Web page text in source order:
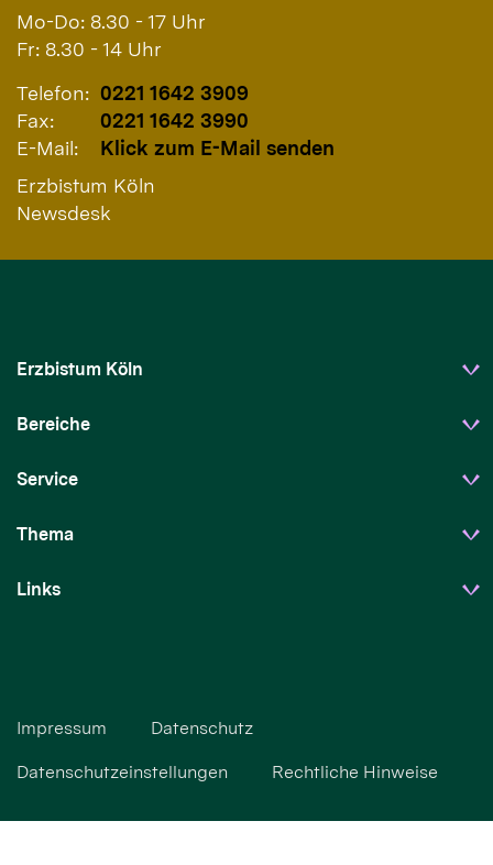
Mo-Do: 8.30 - 17 Uhr
Fr: 8.30 - 14 Uhr
Telefon: 0221 1642 3909
Fax:
0221 1642 3990
E-Mail:
Klick zum E-Mail senden
Erzbistum Köln
Newsdesk
Erzbistum Köln
Bereiche
Service
Thema
Links
Impressum Datenschutz
Datenschutzeinstellungen Rechtliche Hinweise